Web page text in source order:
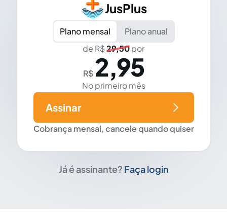
JusPlus
Plano mensal
Plano anual
de R$29,50por
R$ 2,95
No primeiro mês
Cobrança mensal, cancele quando quiser
Assinar
Já é assinante? Faça login